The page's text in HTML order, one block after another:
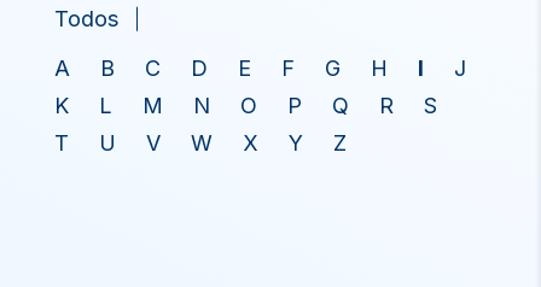
Todos
A
B C D E F G H I
J
K
L M N O P Q R
S
T
U V W X Y Z